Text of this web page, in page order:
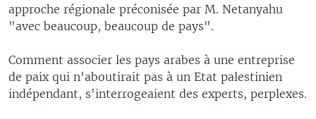
approche régionale préconisée par M. Netanyahu
"avec beaucoup, beaucoup de pays".
Comment associer les pays arabes à une entreprise
de paix qui n'aboutirait pas à un Etat palestinien
indépendant, s'interrogeaient des experts, perplexes.